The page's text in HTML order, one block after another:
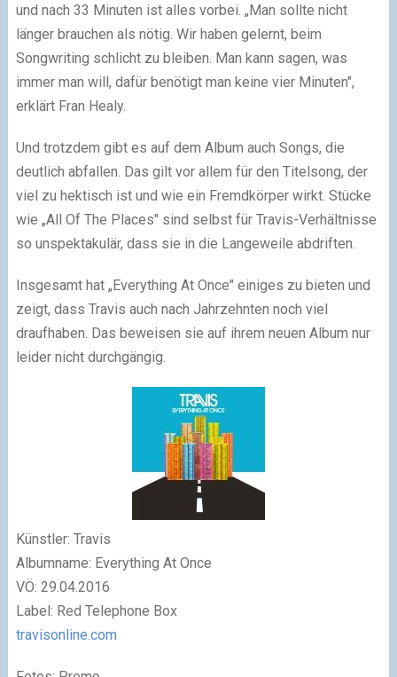
und nach 33 Minuten ist alles vorbei. „Man sollte nicht
länger brauchen als nötig. Wir haben gelernt, beim
Songwriting schlicht zu bleiben. Man kann sagen, was
immer man will, dafür benötigt man keine vier Minuten",
erklärt Fran Healy.
Und trotzdem gibt es auf dem Album auch Songs, die
deutlich abfallen. Das gilt vor allem für den Titelsong, der
viel zu hektisch ist und wie ein Fremdkörper wirkt. Stücke
wie „All Of The Places" sind selbst für Travis-Verhältnisse
so unspektakulär, dass sie in die Langeweile abdriften.
Insgesamt hat „Everything At Once" einiges zu bieten und
zeigt, dass Travis auch nach Jahrzehnten noch viel
draufhaben. Das beweisen sie auf ihrem neuen Album nur
leider nicht durchgängig.
Künstler: Travis
Albumname: Everything At Once
VÖ: 29.04.2016
Label: Red Telephone Box
travisonline.com